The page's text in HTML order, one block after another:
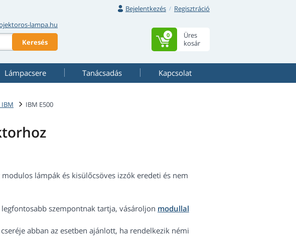
Bejelentkezés
Regisztráció
lampa.hu
Keresés
Üres
kosár
0
Lámpacsere Tanácsadás Kapcsolat
IBM E500
lámpák és kisülőcsöves izzók eredeti és nem
szempontnak tartja, vásároljon modullal
abban az esetben ajánlott, ha rendelkezik némi